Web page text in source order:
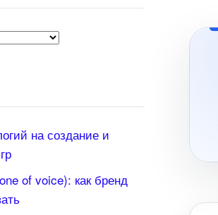
на создание и
of voice): как бренд